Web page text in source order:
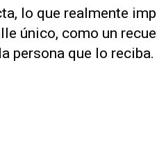
lo que realmente
único, como un
persona que lo reciba.